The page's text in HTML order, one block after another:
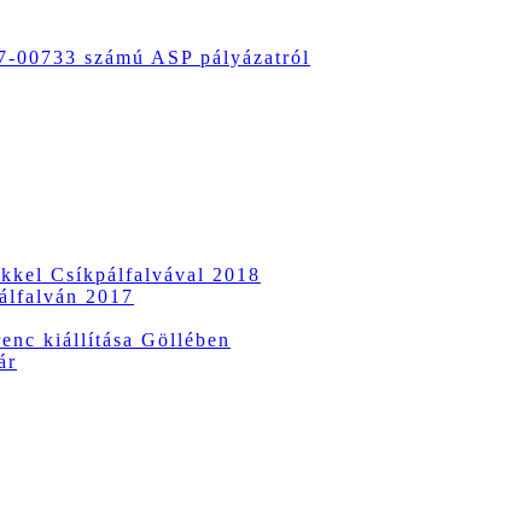
számú ASP pályázatról
Csíkpálfalvával 2018
2017
kiállítása Göllében